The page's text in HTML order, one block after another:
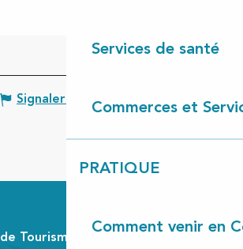
Services de santé
Commerces et
PRATIQUE
Comment venir en
Signaler une erreur
Tourisme Communautaire